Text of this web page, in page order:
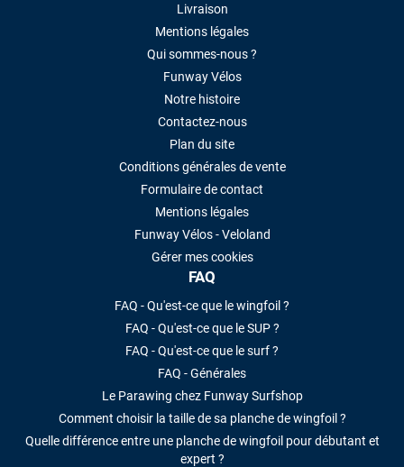
Livraison
Mentions légales
Qui sommes-nous ?
Funway Vélos
Notre histoire
Contactez-nous
Plan du site
Conditions générales de vente
Formulaire de contact
Mentions légales
Funway Vélos - Veloland
Gérer mes cookies
FAQ
FAQ - Qu'est-ce que le wingfoil ?
FAQ - Qu'est-ce que le SUP ?
FAQ - Qu'est-ce que le surf ?
FAQ - Générales
Le Parawing chez Funway Surfshop
Comment choisir la taille de sa planche de wingfoil ?
Quelle différence entre une planche de wingfoil pour débutant et
expert ?
Excellent conseil excellent prix et en plus super sympas. Merci
encore pour cette severne dyno !
J'ai acheté une voile d'occasion depuis Tahiti. Super service.
L'envoi a été rapide. La voile est arrivée en super état.
VOIR TOUS LES AVIS